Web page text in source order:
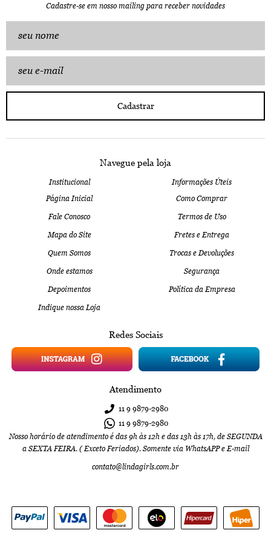
Cadastre-se em nosso mailing para receber novidades
Cadastrar
Navegue pela loja
Institucional
Página Inicial
Fale Conosco
Mapa do Site
Quem Somos
Onde estamos
Depoimentos
Indique nossa Loja
Informações Úteis
Como Comprar
Termos de Uso
Fretes e Entrega
Trocas e Devoluções
Segurança
Política da Empresa
Redes Sociais
Atendimento
11 99879-2980
11 99879-2980
Nosso horário de atendimento é das 9h às 12h e das 13h às 17h, de SEGUNDA
a SEXTA FEIRA. ( Exceto Feriados). Somente via WhatsAPP e E-mail
contato@lindagirls.com.br